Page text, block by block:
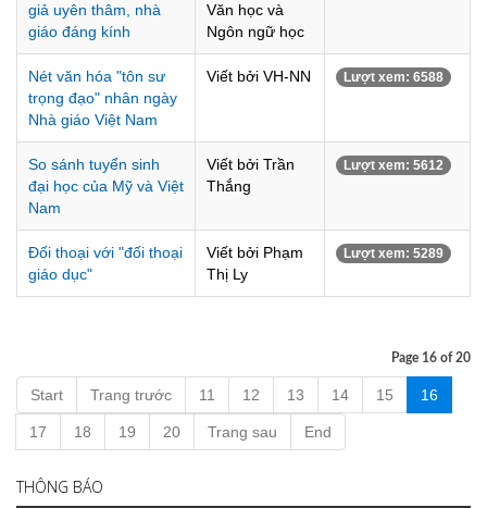
giả uyên thâm, nhà
giáo đáng kính
Văn học và
Ngôn ngữ học
Nét văn hóa "tôn sư
trọng đạo" nhân ngày
Nhà giáo Việt Nam
Viết bởi VH-NN Lượt xem: 6588
So sánh tuyển sinh
đại học của Mỹ và Việt
Nam
Viết bởi Trần
Thắng
Lượt xem: 5612
Đối thoại với "đối thoại
giáo dục"
Viết bởi Phạm
Thị Ly
Lượt xem: 5289
Page 16 of 20
Start Trang trước 11 12 13 14 15 16
17 18 19 20 Trang sau End
THÔNG BÁO